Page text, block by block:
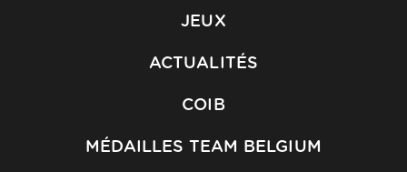
JEUX
ACTUALITÉS
COIB
MÉDAILLES TEAM BELGIUM